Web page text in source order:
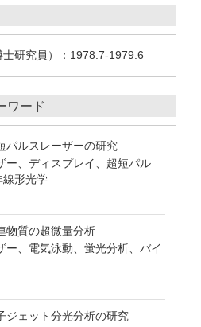
士研究員）：1978.7-1979.6
ワード
パルスレーザーの研究
ー、ディスプレイ、超短パル
線形光学
物質の超微量分析
ー、電気泳動、蛍光分析、バイ
ジェット分光分析の研究